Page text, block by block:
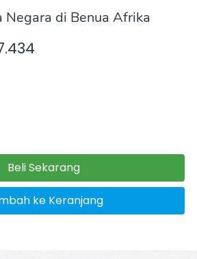
Negara di Benua Afrika
`Beli Sekarang
ke Keranjang